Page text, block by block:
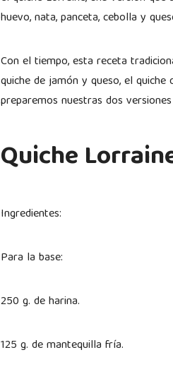
huevo, nata, panceta, cebolla y
Con el tiempo, esta receta
quiche de jamón y queso, el
preparemos nuestras dos
Quiche
Ingredientes:
Para la base:
250 g. de harina.
125 g. de mantequilla fría.